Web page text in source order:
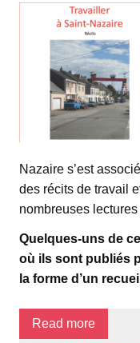
Nazaire s’est
des récits de travail
nombreuses
Quelques-uns de
où ils sont publiés
la forme d’un
Read more